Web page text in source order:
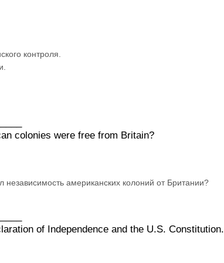
контроля.
colonies were free from Britain?
американских колоний от Британии?
of Independence and the U.S. Constitution.